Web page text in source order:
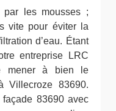
les mousses ;
vite pour éviter la
d’eau. Étant
entreprise LRC
mener à bien le
Villecroze 83690.
façade 83690 avec